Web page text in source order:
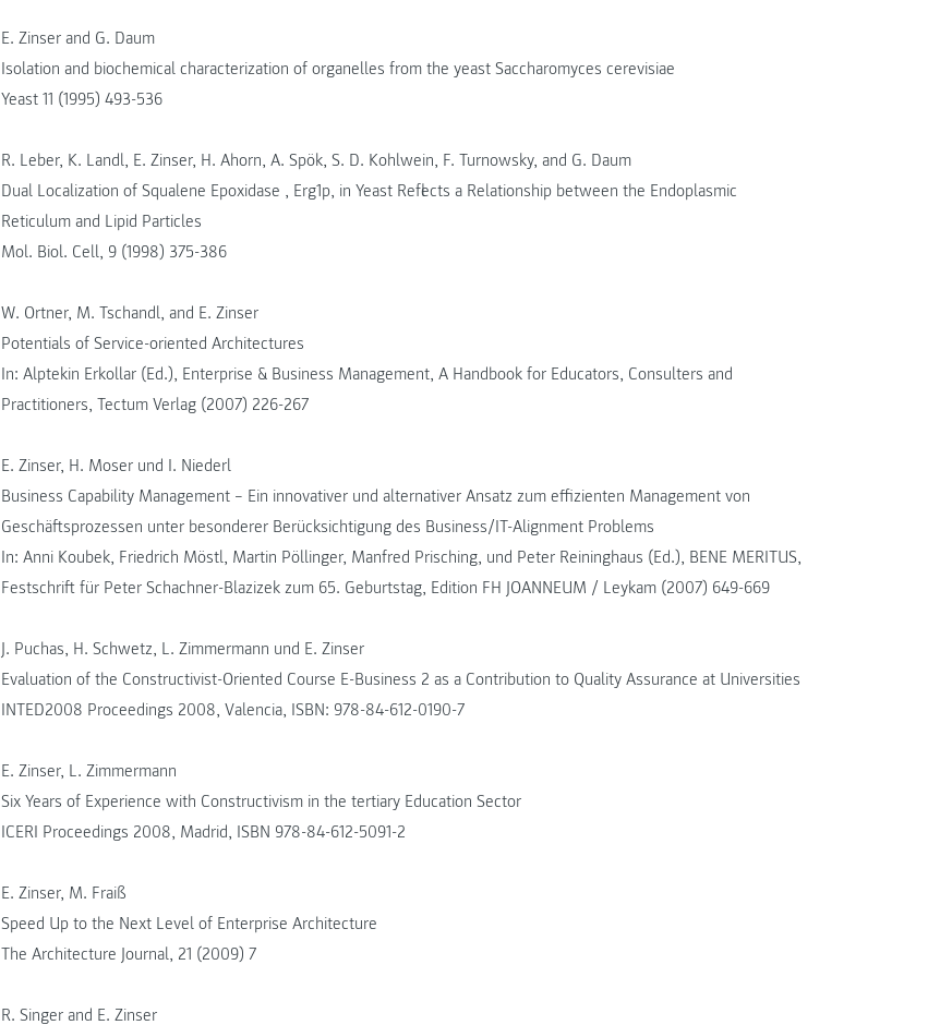
E. Zinser and G. Daum
Isolation and biochemical characterization of organelles from the yeast Saccharomyces cerevisiae
Yeast 11 (1995) 493-536
R. Leber, K. Landl, E. Zinser, H. Ahorn, A. Spök, S. D. Kohlwein, F. Turnowsky, and G. Daum
Dual Localization of Squalene Epoxidase , Erg1p, in Yeast Reflects a Relationship between the Endoplasmic
Reticulum and Lipid Particles
Mol. Biol. Cell, 9 (1998) 375-386
W. Ortner, M. Tschandl, and E. Zinser
Potentials of Service-oriented Architectures
In: Alptekin Erkollar (Ed.), Enterprise & Business Management, A Handbook for Educators, Consulters and
Practitioners, Tectum Verlag (2007) 226-267
E. Zinser, H. Moser und I. Niederl
Business Capability Management – Ein innovativer und alternativer Ansatz zum effizienten Management von
Geschäftsprozessen unter besonderer Berücksichtigung des Business/IT-Alignment Problems
In: Anni Koubek, Friedrich Möstl, Martin Pöllinger, Manfred Prisching, und Peter Reininghaus (Ed.), BENE MERITUS,
Festschrift für Peter Schachner-Blazizek zum 65. Geburtstag, Edition FH JOANNEUM / Leykam (2007) 649-669
J. Puchas, H. Schwetz, L. Zimmermann und E. Zinser
Evaluation of the Constructivist-Oriented Course E-Business 2 as a Contribution to Quality Assurance at Universities
INTED2008 Proceedings 2008, Valencia, ISBN: 978-84-612-0190-7
E. Zinser, L. Zimmermann
Six Years of Experience with Constructivism in the tertiary Education Sector
ICERI Proceedings 2008, Madrid, ISBN 978-84-612-5091-2
E. Zinser, M. Fraiß
Speed Up to the Next Level of Enterprise Architecture
The Architecture Journal, 21 (2009) 7
R. Singer and E. Zinser